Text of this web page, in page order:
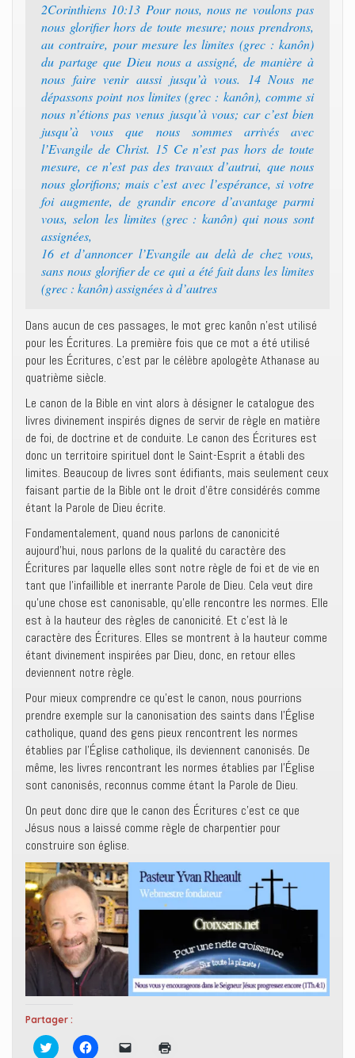
2Corinthiens 10:13 Pour nous, nous ne voulons pas
nous glorifier hors de toute mesure; nous prendrons,
au contraire, pour mesure les limites (grec : kanôn)
du partage que Dieu nous a assigné, de manière à
nous faire venir aussi jusqu’à vous. 14 Nous ne
dépassons point nos limites (grec : kanôn), comme si
nous n’étions pas venus jusqu’à vous; car c’est bien
jusqu’à vous que nous sommes arrivés avec
l’Evangile de Christ. 15 Ce n’est pas hors de toute
mesure, ce n’est pas des travaux d’autrui, que nous
nous glorifions; mais c’est avec l’espérance, si votre
foi augmente, de grandir encore d’avantage parmi
vous, selon les limites (grec : kanôn) qui nous sont
assignées,
16 et d’annoncer l’Evangile au delà de chez vous,
sans nous glorifier de ce qui a été fait dans les limites
(grec : kanôn) assignées à d’autres
Dans aucun de ces passages, le mot grec kanôn n’est utilisé
pour les Écritures. La première fois que ce mot a été utilisé
pour les Écritures, c’est par le célèbre apologète Athanase au
quatrième siècle.
Le canon de la Bible en vint alors à désigner le catalogue des
livres divinement inspirés dignes de servir de règle en matière
de foi, de doctrine et de conduite. Le canon des Écritures est
donc un territoire spirituel dont le Saint-Esprit a établi des
limites. Beaucoup de livres sont édifiants, mais seulement ceux
faisant partie de la Bible ont le droit d’être considérés comme
étant la Parole de Dieu écrite.
Fondamentalement, quand nous parlons de canonicité
aujourd’hui, nous parlons de la qualité du caractère des
Écritures par laquelle elles sont notre règle de foi et de vie en
tant que l’infaillible et inerrante Parole de Dieu. Cela veut dire
qu’une chose est canonisable, qu’elle rencontre les normes. Elle
est à la hauteur des règles de canonicité. Et c’est là le
caractère des Écritures. Elles se montrent à la hauteur comme
étant divinement inspirées par Dieu, donc, en retour elles
deviennent notre règle.
Pour mieux comprendre ce qu’est le canon, nous pourrions
prendre exemple sur la canonisation des saints dans l’Église
catholique, quand des gens pieux rencontrent les normes
établies par l’Église catholique, ils deviennent canonisés. De
même, les livres rencontrant les normes établies par l’Église
sont canonisés, reconnus comme étant la Parole de Dieu.
On peut donc dire que le canon des Écritures c’est ce que
Jésus nous a laissé comme règle de charpentier pour
construire son église.
Partager :
C C